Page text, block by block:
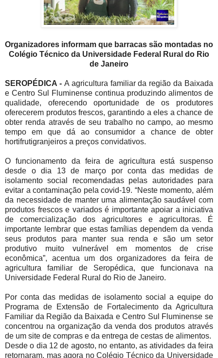
Organizadores informam que barracas são montadas no
Colégio Técnico da Universidade Federal Rural do Rio
de Janeiro
SEROPÉDICA - A agricultura familiar da região da Baixada
e Centro Sul Fluminense continua produzindo alimentos de
qualidade, oferecendo oportunidade de os produtores
oferecerem produtos frescos, garantindo a eles a chance de
obter renda através de seu trabalho no campo, ao mesmo
tempo em que dá ao consumidor a chance de obter
hortifrutigranjeiros a preços convidativos.
O funcionamento da feira de agricultura está suspenso
desde o dia 13 de março por conta das medidas de
isolamento social recomendadas pelas autoridades para
evitar a contaminação pela covid-19. “Neste momento, além
da necessidade de manter uma alimentação saudável com
produtos frescos e variados é importante apoiar a iniciativa
de comercialização dos agricultores e agricultoras. É
importante lembrar que estas famílias dependem da venda
seus produtos para manter sua renda e são um setor
produtivo muito vulnerável em momentos de crise
econômica”, acentua um dos organizadores da feira de
agricultura familiar de Seropédica, que funcionava na
Universidade Federal Rural do Rio de Janeiro.
Por conta das medidas de isolamento social a equipe do
Programa de Extensão de Fortalecimento da Agricultura
Familiar da Região da Baixada e Centro Sul Fluminense se
concentrou na organização da venda dos produtos através
de um site de compras e da entrega de cestas de alimentos.
Desde o dia 12 de agosto, no entanto, as atividades da feira
retornaram, mas agora no Colégio Técnico da Universidade